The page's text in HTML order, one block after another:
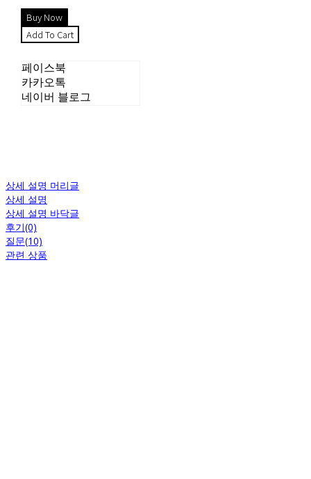
페이스북
카카오톡
네이버 블로그
상세 설명 머리글
상세 설명
상세 설명 바닥글
후기(0)
질문(10)
관련 상품